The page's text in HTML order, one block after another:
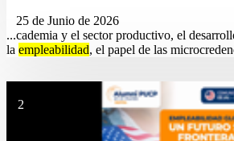
25 de Junio de 2026
...cademia y el sector productivo, el
la empleabilidad, el papel de las
2